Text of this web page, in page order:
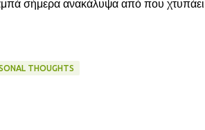
σήμερα ανακάλυψα από που χτυπάει
THOUGHTS